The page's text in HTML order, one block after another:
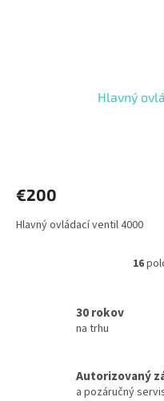
Hlavný
€200
Hlavný ovládací ventil 4000
16
30 rokov
na trhu
Autorizovaný
a pozáručný